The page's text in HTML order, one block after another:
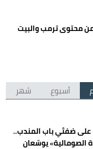
من محتوى ترمب والبيت
أسبوع شهر
على ضفتَي باب المندب..
الصومالية» يوسّعان